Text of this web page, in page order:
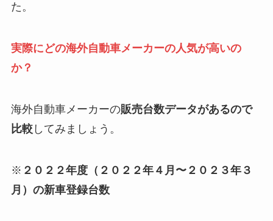
た。
実際にどの海外自動車メーカーの人気が高いの
か？
海外自動車メーカーの販売台数データがあるので
比較してみましょう。
※ ２０２２年度（２０２２年４月〜２０２３年３
月）の新車登録台数